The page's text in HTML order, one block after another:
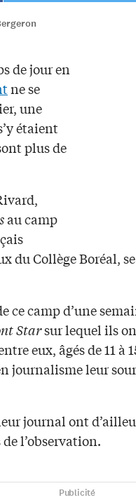
de jour en
ne se
une
étaient
plus de
au camp
du Collège Boréal,
ce camp d’une
Starsur lequel ils
eux, âgés de 11 à
journalisme leur
journal ont
l’observation.
Publicité